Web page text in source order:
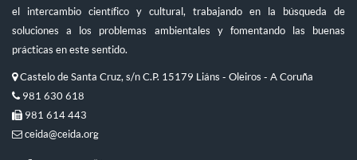
el intercambio científico y cultural, trabajando en la búsqueda de
soluciones a los problemas ambientales y fomentando las buenas
prácticas en este sentido.
Castelo de Santa Cruz, s/n C.P. 15179 Liáns - Oleiros - A Coruña
981 630 618
981 614 443
ceida@ceida.org